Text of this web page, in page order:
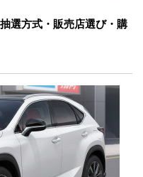
選方式・販売店選び・購